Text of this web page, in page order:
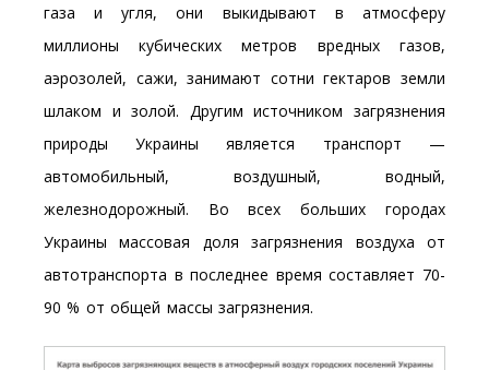
газа и угля, они выкидывают в атмосферу
миллионы кубических метров вредных газов,
аэрозолей, сажи, занимают сотни гектаров земли
шлаком и золой. Другим источником загрязнения
природы Украины является транспорт —
автомобильный, воздушный, водный,
железнодорожный. Во всех больших городах
Украины массовая доля загрязнения воздуха от
автотранспорта в последнее время составляет 70-
90 % от общей массы загрязнения.